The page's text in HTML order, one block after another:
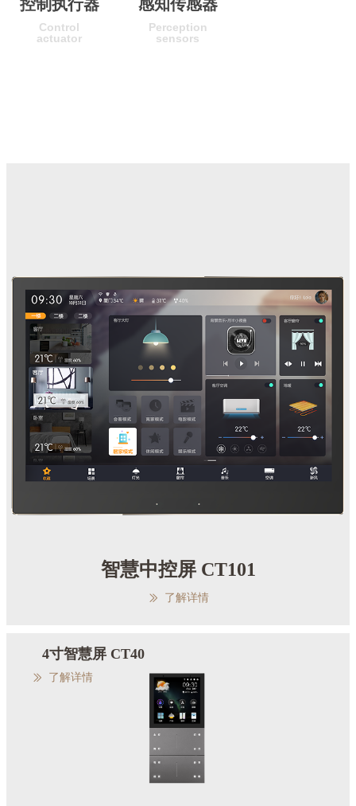
控制执行器
Control
actuator
感知传感器
Perception
sensors
智慧中控屏 CT101
ꅀ 了解详情
4寸智慧屏 CT40
ꅀ 了解详情